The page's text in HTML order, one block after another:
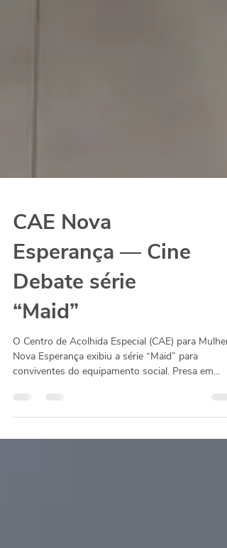
CAE Nova
Esperança — Cine
Debate série
“Maid”
O Centro de Acolhida Especial (CAE) para